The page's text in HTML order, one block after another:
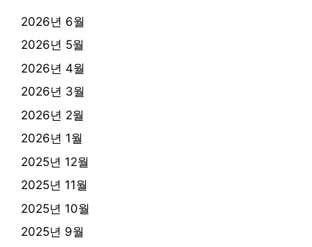
2026년 6월
2026년 5월
2026년 4월
2026년 3월
2026년 2월
2026년 1월
2025년 12월
2025년 11월
2025년 10월
2025년 9월